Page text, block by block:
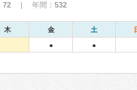
72 | 年間： 532
木 金 土
● ●